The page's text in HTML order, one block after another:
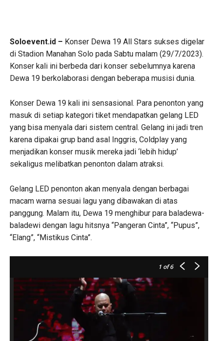
Soloevent.id – Konser Dewa 19 All Stars sukses digelar
di Stadion Manahan Solo pada Sabtu malam (29/7/2023).
Konser kali ini berbeda dari konser sebelumnya karena
Dewa 19 berkolaborasi dengan beberapa musisi dunia.
Konser Dewa 19 kali ini sensasional. Para penonton yang
masuk di setiap kategori tiket mendapatkan gelang LED
yang bisa menyala dari sistem central. Gelang ini jadi tren
karena dipakai grup band asal Inggris, Coldplay yang
menjadikan konser musik mereka jadi ‘lebih hidup’
sekaligus melibatkan penonton dalam atraksi.
Gelang LED penonton akan menyala dengan berbagai
macam warna sesuai lagu yang dibawakan di atas
panggung. Malam itu, Dewa 19 menghibur para baladewa-
baladewi dengan lagu hitsnya “Pangeran Cinta”, “Pupus”,
“Elang”, “Mistikus Cinta”.
1 of 6